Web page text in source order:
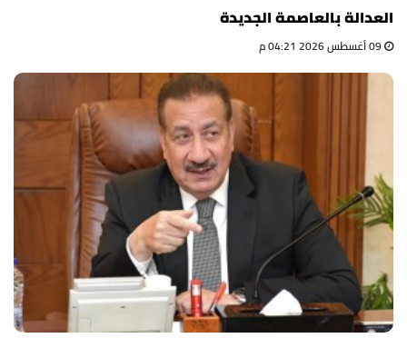
العدالة بالعاصمة الجديدة